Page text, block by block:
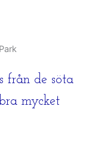
från de söta
mycket